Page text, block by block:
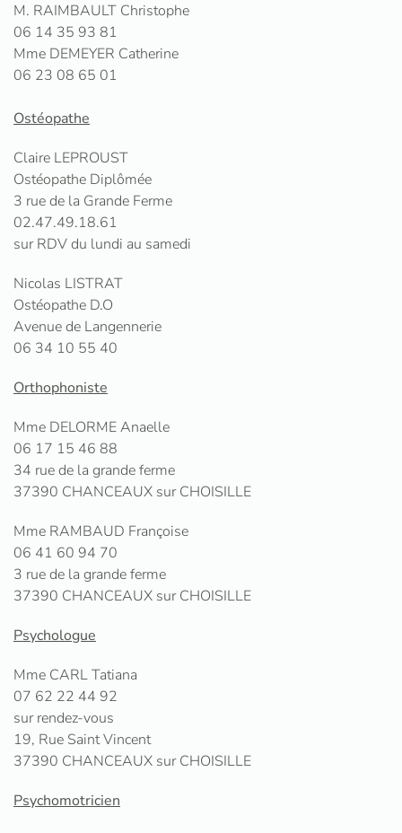
M. RAIMBAULT Christophe
06 14 35 93 81
Mme DEMEYER Catherine
06 23 08 65 01
Ostéopathe
Claire LEPROUST
Ostéopathe Diplômée
3 rue de la Grande Ferme
02.47.49.18.61
sur RDV du lundi au samedi
Nicolas LISTRAT
Ostéopathe D.O
Avenue de Langennerie
06 34 10 55 40
Orthophoniste
Mme DELORME Anaelle
06 17 15 46 88
34 rue de la grande ferme
37390 CHANCEAUX sur CHOISILLE
Mme RAMBAUD Françoise
06 41 60 94 70
3 rue de la grande ferme
37390 CHANCEAUX sur CHOISILLE
Psychologue
Mme CARL Tatiana
07 62 22 44 92
sur rendez-vous
19, Rue Saint Vincent
37390 CHANCEAUX sur CHOISILLE
Psychomotricien